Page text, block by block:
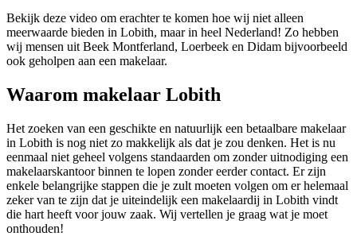
Bekijk deze video om erachter te komen hoe wij niet alleen
meerwaarde bieden in Lobith, maar in heel Nederland! Zo hebben
wij mensen uit Beek Montferland, Loerbeek en Didam bijvoorbeeld
ook geholpen aan een makelaar.
Waarom makelaar Lobith
Het zoeken van een geschikte en natuurlijk een betaalbare makelaar
in Lobith is nog niet zo makkelijk als dat je zou denken. Het is nu
eenmaal niet geheel volgens standaarden om zonder uitnodiging een
makelaarskantoor binnen te lopen zonder eerder contact. Er zijn
enkele belangrijke stappen die je zult moeten volgen om er helemaal
zeker van te zijn dat je uiteindelijk een makelaardij in Lobith vindt
die hart heeft voor jouw zaak. Wij vertellen je graag wat je moet
onthouden!